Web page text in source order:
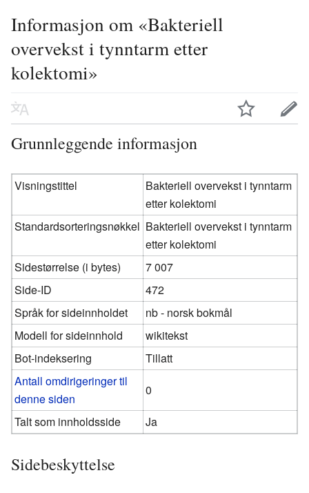
Informasjon om «Bakteriell
overvekst i tynntarm etter
kolektomi»
Grunnleggende informasjon
Visningstittel
Bakteriell overvekst i tynntarm
etter kolektomi
Standardsorteringsnøkkel Bakteriell overvekst i tynntarm
etter kolektomi
Sidestørrelse (i bytes)
7 007
Side-ID
472
Språk for sideinnholdet
nb - norsk bokmål
Modell for sideinnhold
wikitekst
Bot-indeksering
Tillatt
Antall omdirigeringer til
denne siden
0
Talt som innholdsside
Ja
Sidebeskyttelse